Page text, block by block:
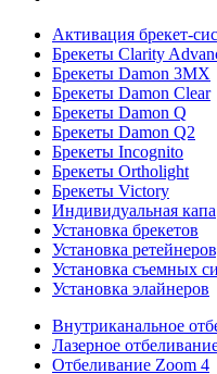
Активация брекет-
Брекеты Clarity
Брекеты Damon 3MX
Брекеты Damon Clear
Брекеты Damon Q
Брекеты Damon Q2
Брекеты Incognito
Брекеты Ortholight
Брекеты Victory
Индивидуальная капа
Установка брекетов
Установка
Установка съемных
Установка элайнеров
Внутриканальное
Лазерное
Отбеливание Zoom 4